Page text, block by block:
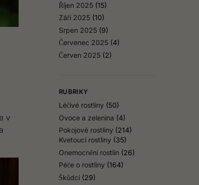
v
Říjen 2025 (15)
Září 2025 (10)
Srpen 2025 (9)
Červenec 2025 (4)
Červen 2025 (2)
RUBRIKY
Léčivé rostliny (50)
Ovoce a zelenina (4)
Pokojové rostliny (214)
Kvetoucí rostliny (35)
Onemocnění rostlin (26)
Péče o rostliny (164)
Škůdci (29)